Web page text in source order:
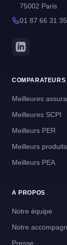
75002 Paris
01 87 66 31 35
COMPARATEURS
Meilleures
Meilleures SCPI
Meilleurs PER
Meilleurs
Meilleurs PEA
A PROPOS
Notre équipe
Notre
Presse